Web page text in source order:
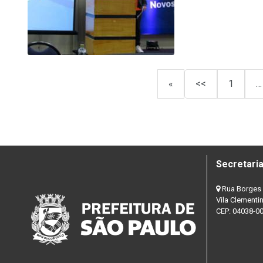
« << 1 …
Rua Borges
Vila
CEP: 04038-